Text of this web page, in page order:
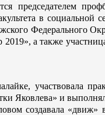
председателем
в социальной
Федерального
а также
участвовала
Яковлева» и
создавала